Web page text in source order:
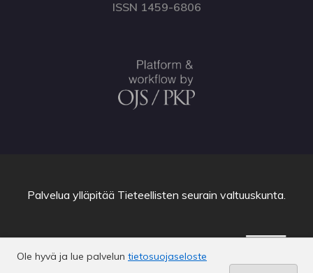
ISSN 1459-6806
Ole hyvä ja lue palvelun tietosuojaseloste
Palvelua ylläpitää Tieteellisten seurain valtuuskunta.